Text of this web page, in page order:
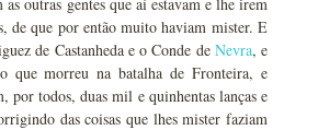
de que por então muito haviam mister. E
de Castanheda e o Conde de Nevra, e
que morreu na batalha de Fronteira, e
por todos, duas mil e quinhentas lanças e
das coisas que lhes mister faziam